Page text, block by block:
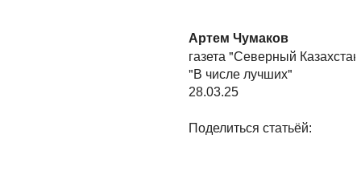
Артем Чумаков
газета "Северный
"В числе лучших"
28.03.25
Поделиться статьёй: